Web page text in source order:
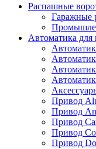
Распашные
Гаражные
Автоматика для
Привод
Привод
Привод
Привод
Привод